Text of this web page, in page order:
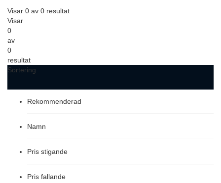
Visar 0 av 0 resultat
Visar
0
av
0
resultat
Sortering
Rekommenderad
Namn
Pris stigande
Pris fallande